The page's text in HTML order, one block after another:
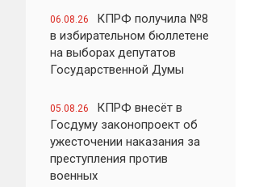
06.08.26
КПРФ получила №8
в избирательном бюллетене
на выборах депутатов
Государственной Думы
05.08.26
КПРФ внесёт в
Госдуму законопроект об
ужесточении наказания за
преступления против
военных